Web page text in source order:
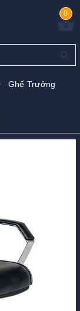
0
Ghế Trưởng